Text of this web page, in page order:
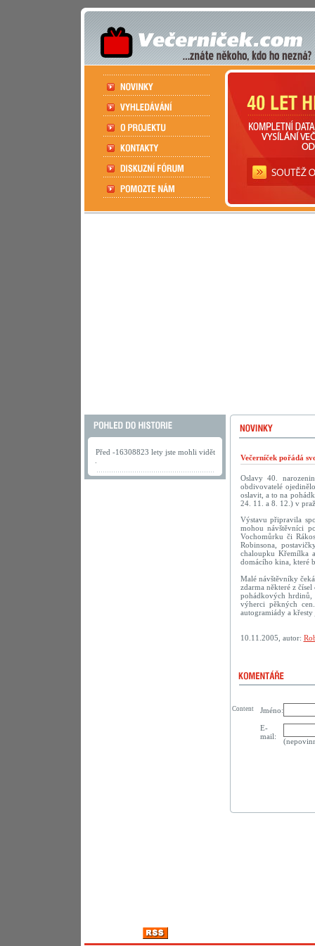
Před -16308823 lety jste mohli vidět
Večerníček pořádá
Oslavy 40.
obdivovatelé
oslavit, a to na
24. 11. a 8. 12.) v
Výstavu připravila
mohou návštěvníci
Vochomůrku či
Robinsona,
chaloupku Křemílka
domácího kina, které
Malé návštěvníky
zdarma některé z
pohádkových hrdinů,
výherci pěkných
autogramiády a
10.11.2005, autor:
Jméno:
E-
mail:
Content